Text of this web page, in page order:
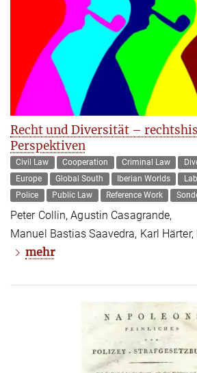
Recht und Diversität –
Perspektiven
Civil Law Cooperation Criminal Law
Europe
Global South Iberian Worlds
Police
Public Law Reference Work
Peter Collin, Agustin Casagrande,
Manuel Bastias Saavedra, Karl
mehr